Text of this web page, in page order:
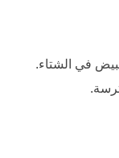
في الشتاء.